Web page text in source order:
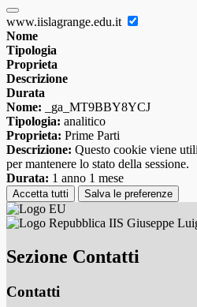
www.iislagrange.edu.it
Nome
Tipologia
Proprieta
Descrizione
Durata
Nome: _ga_MT9BBY8YCJ
Tipologia: analitico
Proprieta: Prime Parti
Descrizione: Questo cookie viene
per mantenere lo stato della sessione.
Durata: 1 anno 1 mese
Accetta tutti Salva le preferenze
IIS Giuseppe
Sezione Contatti
Contatti